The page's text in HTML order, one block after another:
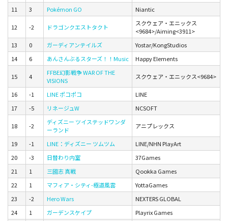
11
3 Pokémon GO Niantic
12 -2 ドラゴンクエストタクト
スクウェア・エニックス
<9684>/Aiming<3911>
13
0 ガーディアンテイルズ
Yostar/KongStudios
14
6 あんさんぶるスターズ！！Music Happy Elements
15 4
FFBE幻影戦争 WAR OF THE
VISIONS
スクウェア・エニックス<9684>
16 -1 LINE ポコポコ
LINE
17
-5 リネージュW NCSOFT
18 -2
ディズニー ツイステッドワンダ
ーランド
アニプレックス
19 -1 LINE：ディズニー ツムツム
LINE/NHN PlayArt
20
-3 日替わり内室
37Games
21
1 三國志 真戦
Qookka Games
22
1 マフィア・シティ-極道風雲
YottaGames
23
-2 Hero Wars
NEXTERS GLOBAL
24
1 ガーデンスケイプ
Playrix Games